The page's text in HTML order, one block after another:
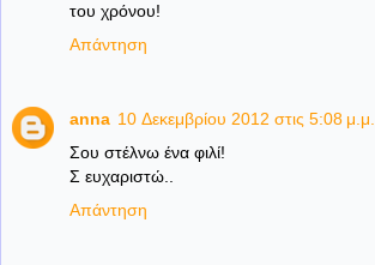
του χρόνου!
Απάντηση
anna 10 Δεκεμβρίου 2012 στις 5:08 μ.μ.
Σου στέλνω ένα φιλί!
Σ ευχαριστώ..
Απάντηση